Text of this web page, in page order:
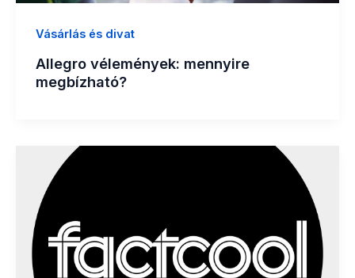
Vásárlás és divat
Allegro vélemények: mennyire
megbízható?